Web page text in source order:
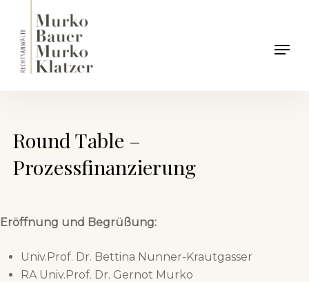
main
content
Menu
Round Table –
Prozessfinanzierung
Eröffnung und Begrüßung:
Univ.Prof. Dr. Bettina Nunner-Krautgasser
RA Univ.Prof. Dr. Gernot Murko